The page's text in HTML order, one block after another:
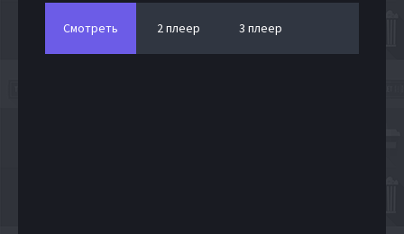
Смотреть 2 плеер 3 плеер